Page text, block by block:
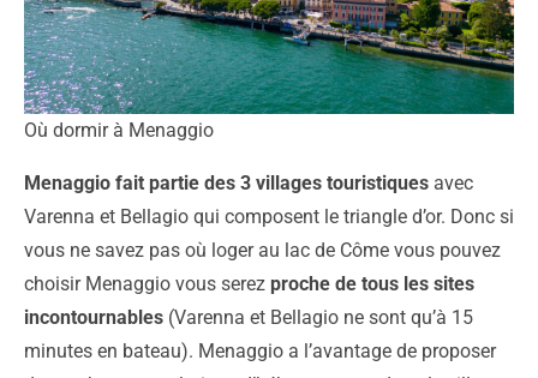
Où dormir à Menaggio
Menaggio fait partie des 3 villages touristiques avec
Varenna et Bellagio qui composent le triangle d’or. Donc si
vous ne savez pas où loger au lac de Côme vous pouvez
choisir Menaggio vous serez proche de tous les sites
incontournables (Varenna et Bellagio ne sont qu’à 15
minutes en bateau). Menaggio a l’avantage de proposer